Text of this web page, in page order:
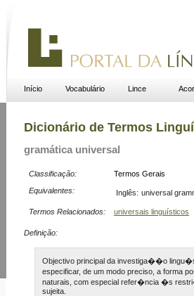
Início Vocabulário Lince
Dicionário de Termos
gramática universal
Classificação:
Termos Gerais
Equivalentes:
Inglês: universal
Termos Relacionados: universais linguísticos
Definição:
Objectivo principal da investiga��o
especificar, de um modo preciso, a forma
naturais, com especial refer�ncia �s
sujeita.